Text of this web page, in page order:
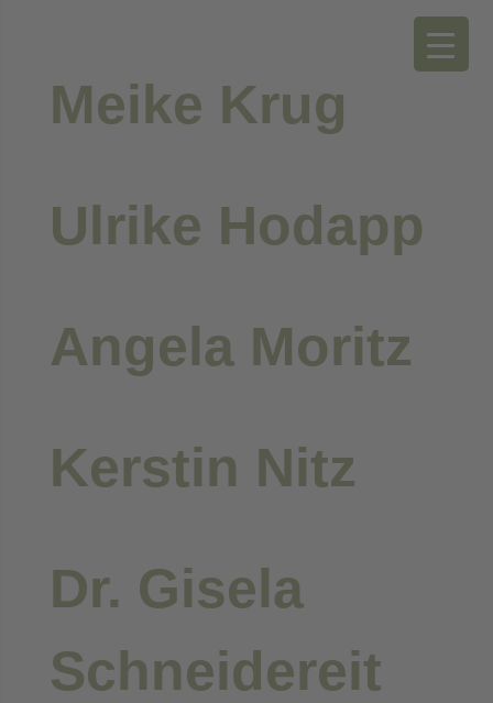
Meike Krug
Ulrike Hodapp
Angela Moritz
Kerstin Nitz
Dr. Gisela
Schneidereit